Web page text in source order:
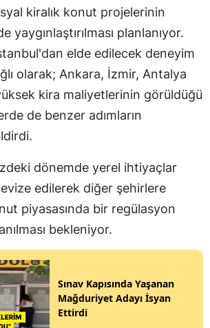
kiralık konut projelerinin
yaygınlaştırılması planlanıyor.
elde edilecek deneyim
olarak; Ankara, İzmir, Antalya
kira maliyetlerinin görüldüğü
de benzer adımların
dönemde yerel ihtiyaçlar
edilerek diğer şehirlere
piyasasında bir regülasyon
bekleniyor.
Sınav Kapısında Yaşanan
Mağduriyet Adayı İsyan
Ettirdi